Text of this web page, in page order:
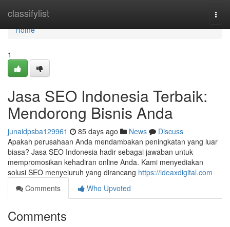
classifylist
Home
Home
1
Jasa SEO Indonesia Terbaik:
Mendorong Bisnis Anda
junaidpsba129961 85 days ago News
Discuss
Apakah perusahaan Anda mendambakan peningkatan yang luar
biasa? Jasa SEO Indonesia hadir sebagai jawaban untuk
mempromosikan kehadiran online Anda. Kami menyediakan
solusi SEO menyeluruh yang dirancang https://ideaxdigital.com
Comments
Who Upvoted
Comments